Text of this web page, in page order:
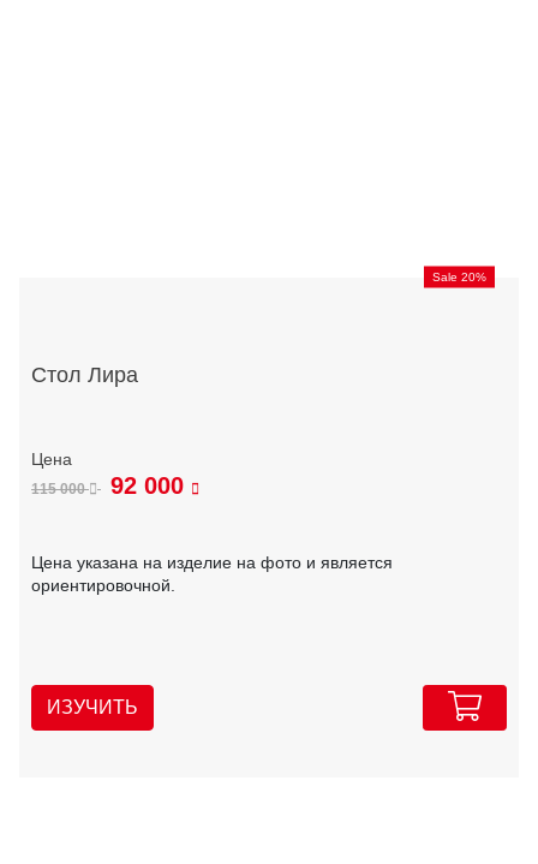
Sale 20%
Стол Лира
115 000 92 000
Цена указана на изделие на фото и является
ориентировочной.
ИЗУЧИТЬ